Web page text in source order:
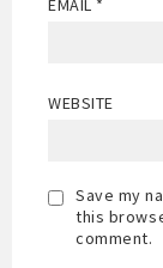
WEBSITE
Save my
this
comment.